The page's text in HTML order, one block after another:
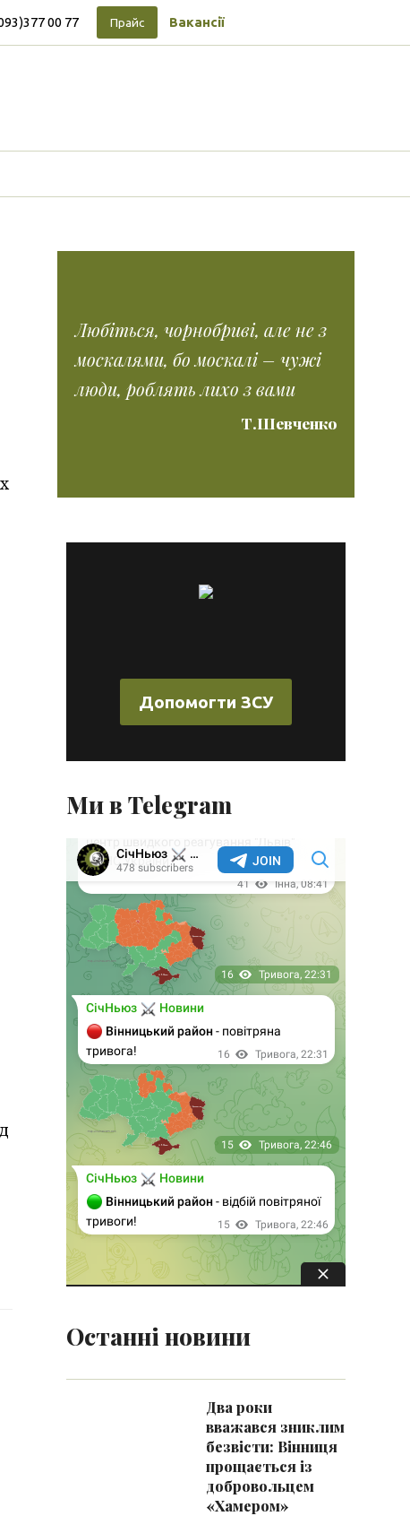
00 77 Прайс Вакансії
Любіться, чорнобриві, але не з
москалями, бо москалі – чужі
люди, роблять лихо з вами
Т.Шевченко
Допомогти ЗСУ
Ми в Telegram
Останні новини
Два роки
вважався зниклим
безвісти: Вінниця
прощається із
добровольцем
«Хамером»